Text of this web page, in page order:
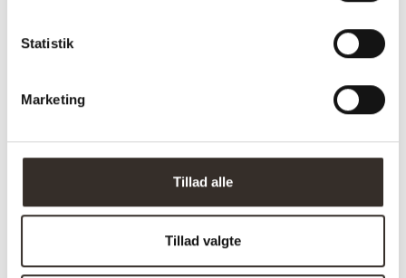
Statistik
Marketing
Tillad alle
Tillad valgte
Sælges i pakker á:
Vejl. pris (DKK):
Download
HER